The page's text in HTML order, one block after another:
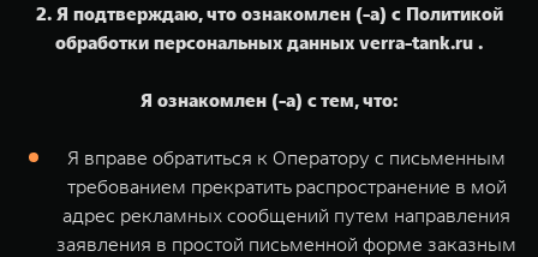
2. Я подтверждаю, что ознакомлен (-а) с Политикой
обработки персональных данных verra-tank.ru .
Я ознакомлен (-а) с тем, что:
Я вправе обратиться к Оператору с письменным
требованием прекратить распространение в мой
адрес рекламных сообщений путем направления
заявления в простой письменной форме заказным